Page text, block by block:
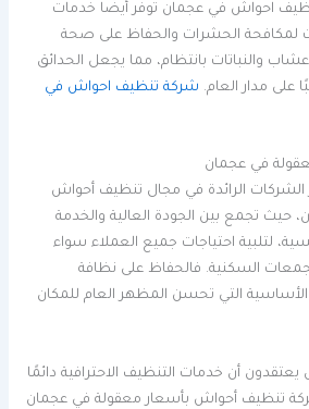
احواش في عجمان توفر أيضًا خدمات
لمكافحة الحشرات والحفاظ على صحة
والنباتات بانتظام، مما يجعل الحدائق
على مدار العام. شركة تنظيف احواش في
في عجمان
الشركات الرائدة في مجال تنظيف أحواش
حيث تجمع بين الجودة العالية والخدمة
لتلبية احتياجات جميع العملاء سواء
السكنية. فالحفاظ على نظافة
الأساسية التي تحسن المظهر العام للمكان
أن خدمات التنظيف الاحترافية دائمًا
تنظيف أحواش بأسعار معقولة في عجمان